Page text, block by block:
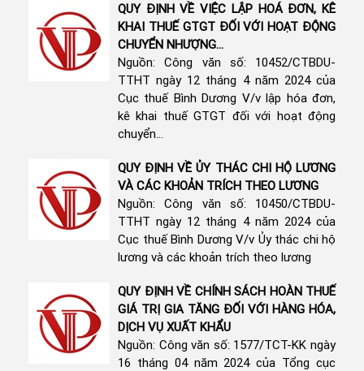
QUY ĐỊNH VỀ VIỆC LẬP HOÁ ĐƠN, KÊ
KHAI THUẾ GTGT ĐỐI VỚI HOẠT ĐỘNG
CHUYỂN NHƯỢNG...
Nguồn: Công văn số: 10452/CTBDU-
TTHT ngày 12 tháng 4 năm 2024 của
Cục thuế Bình Dương V/v lập hóa đơn,
kê khai thuế GTGT đối với hoạt động
chuyển...
QUY ĐỊNH VỀ ỦY THÁC CHI HỘ LƯƠNG
VÀ CÁC KHOẢN TRÍCH THEO LƯƠNG
Nguồn: Công văn số: 10450/CTBDU-
TTHT ngày 12 tháng 4 năm 2024 của
Cục thuế Bình Dương V/v Ủy thác chi hộ
lương và các khoản trích theo lương
QUY ĐỊNH VỀ CHÍNH SÁCH HOÀN THUẾ
GIÁ TRỊ GIA TĂNG ĐỐI VỚI HÀNG HÓA,
DỊCH VỤ XUẤT KHẨU
Nguồn: Công văn số: 1577/TCT-KK ngày
16 tháng 04 năm 2024 của Tổng cục